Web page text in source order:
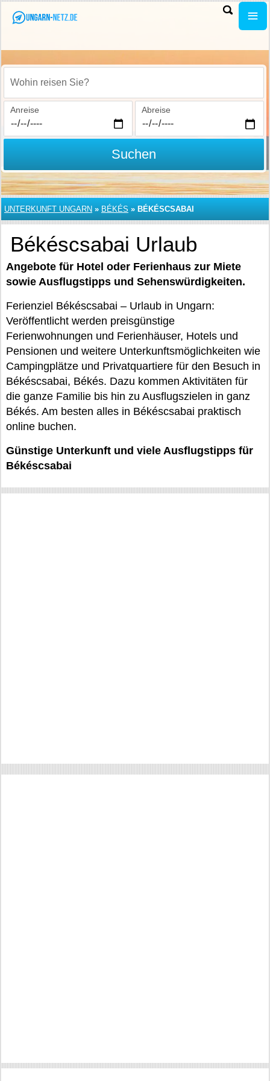
Wohin reisen Sie?
Anreise Abreise
Suchen
UNTERKUNFT UNGARN » BÉKÉS » BÉKÉSCSABAI
Békéscsabai Urlaub
Angebote für Hotel oder Ferienhaus zur Miete
sowie Ausflugstipps und Sehenswürdigkeiten.
Ferienziel Békéscsabai – Urlaub in Ungarn:
Veröffentlicht werden preisgünstige
Ferienwohnungen und Ferienhäuser, Hotels und
Pensionen und weitere Unterkunftsmöglichkeiten wie
Campingplätze und Privatquartiere für den Besuch in
Békéscsabai, Békés. Dazu kommen Aktivitäten für
die ganze Familie bis hin zu Ausflugszielen in ganz
Békés. Am besten alles in Békéscsabai praktisch
online buchen.
Günstige Unterkunft und viele Ausflugstipps für
Békéscsabai